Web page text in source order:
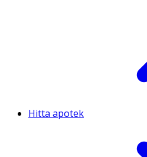
Hitta apotek